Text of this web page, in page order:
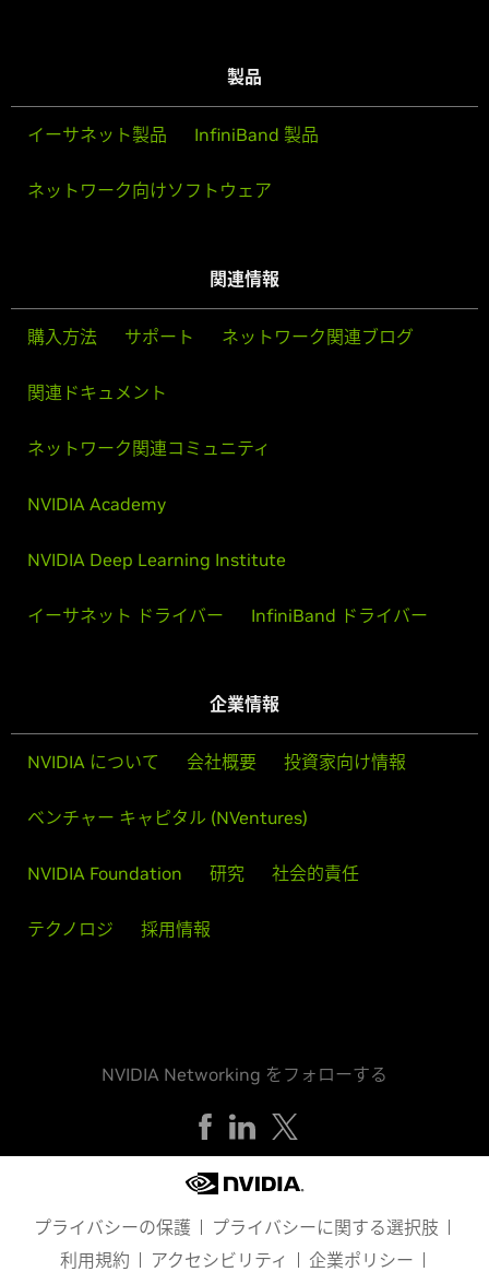
製品
イーサネット製品 InfiniBand 製品
ネットワーク向けソフトウェア
関連情報
購入方法 サポート ネットワーク関連ブログ
関連ドキュメント
ネットワーク関連コミュニティ
NVIDIA Academy
NVIDIA Deep Learning Institute
イーサネット ドライバー InfiniBand ドライバー
企業情報
NVIDIA について 会社概要 投資家向け情報
ベンチャー キャピタル (NVentures)
NVIDIA Foundation 研究 社会的責任
テクノロジ 採用情報
NVIDIA Networking をフォローする
プライバシーの保護
プライバシーに関する選択肢
利用規約
アクセシビリティ 企業ポリシー